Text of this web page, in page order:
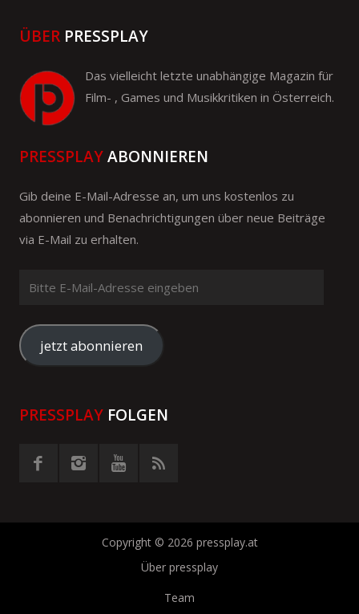
ÜBER PRESSPLAY
Das vielleicht letzte unabhängige Magazin für
Film- , Games und Musikkritiken in Österreich.
PRESSPLAYABONNIEREN
Gib deine E-Mail-Adresse an, um uns kostenlos zu
abonnieren und Benachrichtigungen über neue Beiträge
via E-Mail zu erhalten.
Mail-
Adresse
eingeben
jetzt abonnieren
PRESSPLAY FOLGEN
Copyright © 2026 pressplay.at
Über pressplay
Team